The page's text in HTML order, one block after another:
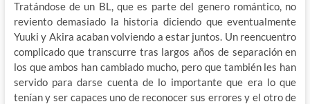
Tratándose de un BL, que es parte del genero romántico, no
reviento demasiado la historia diciendo que eventualmente
Yuuki y Akira acaban volviendo a estar juntos. Un reencuentro
complicado que transcurre tras largos años de separación en
los que ambos han cambiado mucho, pero que también les han
servido para darse cuenta de lo importante que era lo que
tenían y ser capaces uno de reconocer sus errores y el otro de